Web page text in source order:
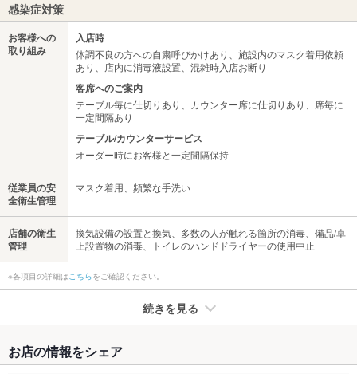
感染症対策
お客様への
取り組み
入店時
体調不良の方への自粛呼びかけあり、施設内のマスク着用依頼
あり、店内に消毒液設置、混雑時入店お断り
客席へのご案内
テーブル毎に仕切りあり、カウンター席に仕切りあり、席毎に
一定間隔あり
テーブル/カウンターサービス
オーダー時にお客様と一定間隔保持
従業員の安
全衛生管理
マスク着用、頻繁な手洗い
店舗の衛生
管理
換気設備の設置と換気、多数の人が触れる箇所の消毒、備品/卓
上設置物の消毒、トイレのハンドドライヤーの使用中止
※各項目の詳細はこちらをご確認ください。
続きを見る
禁煙・喫煙 分煙（仕切りあり）
お店の情報をシェア